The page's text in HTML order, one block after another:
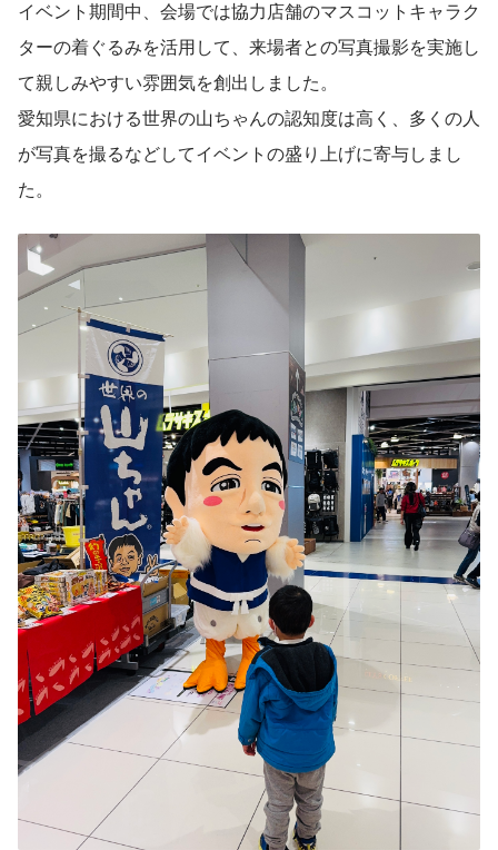
イベント期間中、会場では協力店舗のマスコットキャラク
ターの着ぐるみを活用して、来場者との写真撮影を実施し
て親しみやすい雰囲気を創出しました。
愛知県における世界の山ちゃんの認知度は高く、多くの人
が写真を撮るなどしてイベントの盛り上げに寄与しまし
た。